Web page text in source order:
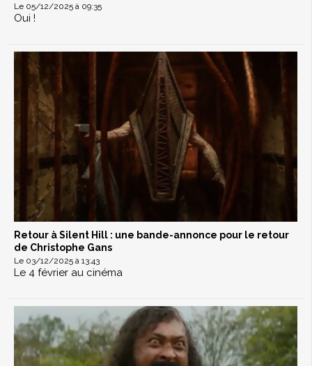
Le 05/12/2025 à 09:35
Oui !
Retour à Silent Hill : une bande-annonce pour le retour
de Christophe Gans
Le 03/12/2025 à 13:43
Le 4 février au cinéma